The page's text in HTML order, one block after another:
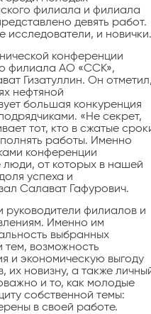
филиала и филиала
девять работ.
исследователи, и новички.
конференции
филиала АО «ССК»,
Гизатуллин. Он
нефтяной
большая конкуренция
«Не секрет,
тот, кто в сжатые
работы. Именно
конференции
люди, от которых в нашей
успеха и
Салават Гафурович.
филиалов и
Именно им
выбранных
возможность
и экономическую выгоду
их новизну, а также
и то, как молодые
собственной темы:
в своей работе.